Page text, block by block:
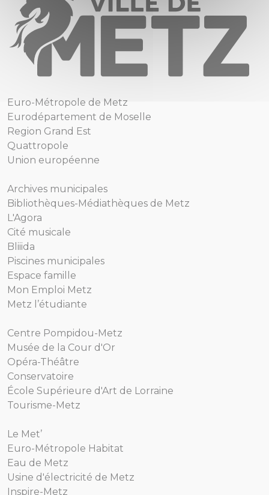
Euro-Métropole de Metz
Eurodépartement de Moselle
Region Grand Est
Quattropole
Union européenne
Archives municipales
Bibliothèques-Médiathèques de Metz
L'Agora
Cité musicale
Bliiida
Piscines municipales
Espace famille
Mon Emploi Metz
Metz l’étudiante
Centre Pompidou-Metz
Musée de la Cour d'Or
Opéra-Théâtre
Conservatoire
École Supérieure d'Art de Lorraine
Tourisme-Metz
Le Met’
Euro-Métropole Habitat
Eau de Metz
Usine d'électricité de Metz
Inspire-Metz